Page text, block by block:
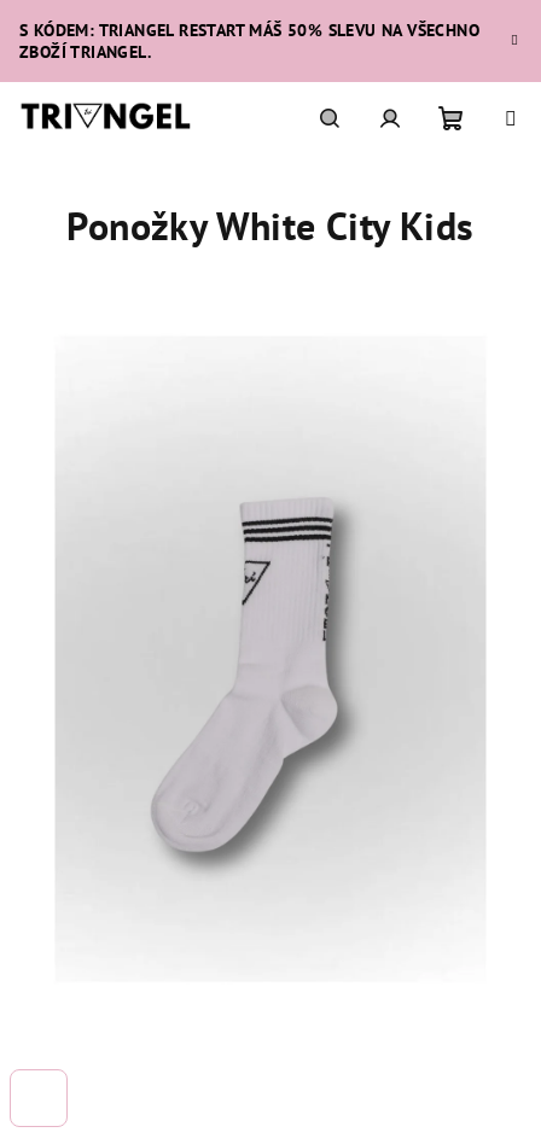
obsah
S KÓDEM: TRIANGEL RESTART MÁŠ 50% SLEVU NA VŠECHNO
ZBOŽÍ TRIANGEL.
košík
Ponožky White City Kids